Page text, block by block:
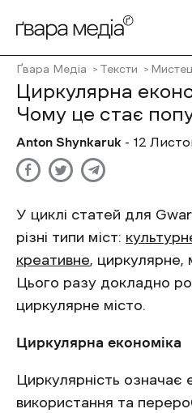
Ґвара Медіа Тексти
Циркулярна
Чому це стає
Anton Shynkaruk - 12
У циклі статей для
різні типи міст:
креативне, циркулярне,
Цього разу докладно
циркулярне місто.
Циркулярна економіка
Циркулярність
використання та